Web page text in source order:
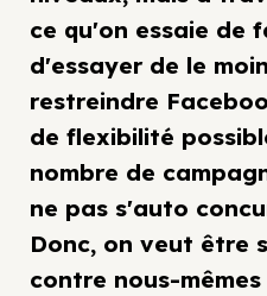
ce qu'on essaie de
d'essayer de le
restreindre
de flexibilité
nombre de
ne pas s'auto
Donc, on veut être
contre nous-